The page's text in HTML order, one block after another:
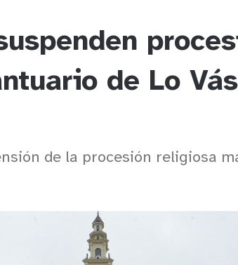
de Lo
de la procesión religiosa